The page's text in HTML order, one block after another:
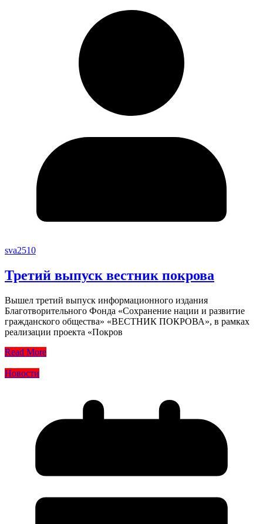
sva2510
Третий выпуск вестник покрова
Вышел третий выпуск информационного издания
Благотворительного Фонда «Сохранение нации и развитие
гражданского общества» «ВЕСТНИК ПОКРОВА», в рамках
реализации проекта «Покров
Read More
Новости